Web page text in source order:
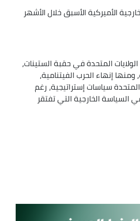
decreaseوزير الخارجية الأميركية الأسبق خلال الأشهر
المتحدة في حقبة الستينات،
إنهاء الحرب الفيتنامية،
سياسات إستراتيجية، رغم
الخارجية التي تفتقر